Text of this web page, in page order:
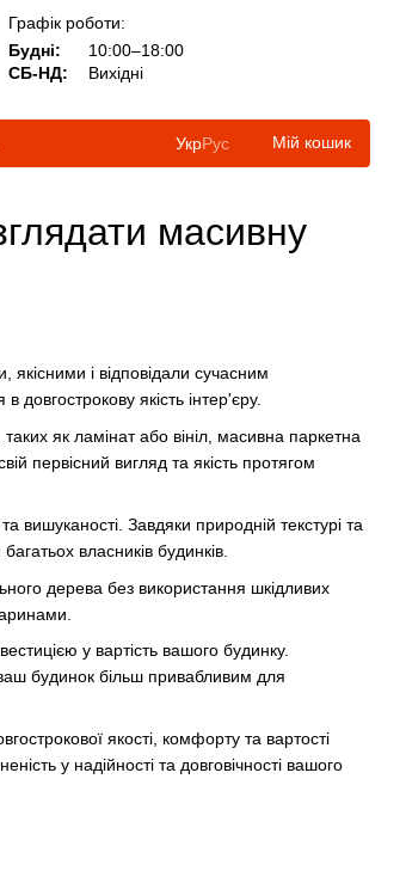
Графік роботи:
Будні:
10:00–18:00
СБ-НД:
Вихідні
УкрРус Мій кошик
масивну
і відповідали сучасним
якість інтер'єру.
як ламінат або вініл, масивна паркетна
первісний вигляд та якість протягом
Завдяки природній текстурі та
власників будинків.
дерева без використання шкідливих
у вартість вашого будинку.
ваш будинок більш привабливим для
якості, комфорту та вартості
у надійності та довговічності вашого